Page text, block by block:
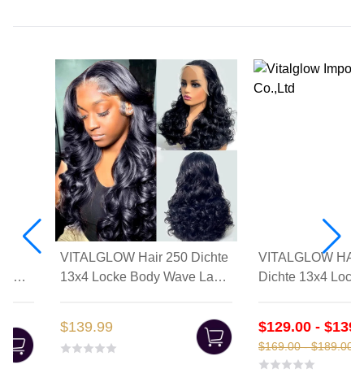
VITALGLOW Hair 250 Dichte
13x4 Locke Body Wave Lace
$139.99
VITALGLOW
Dichte 13x4
$129.00 -
$169.00 - $189.00